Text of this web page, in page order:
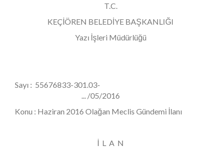
T.C.
KEÇİÖREN BELEDİYE BAŞKANLIĞI
Yazı İşleri Müdürlüğü
Sayı : 55676833-301.03-
... /05/2016
Konu : Haziran 2016 Olağan Meclis Gündemi İlanı
İ L A N